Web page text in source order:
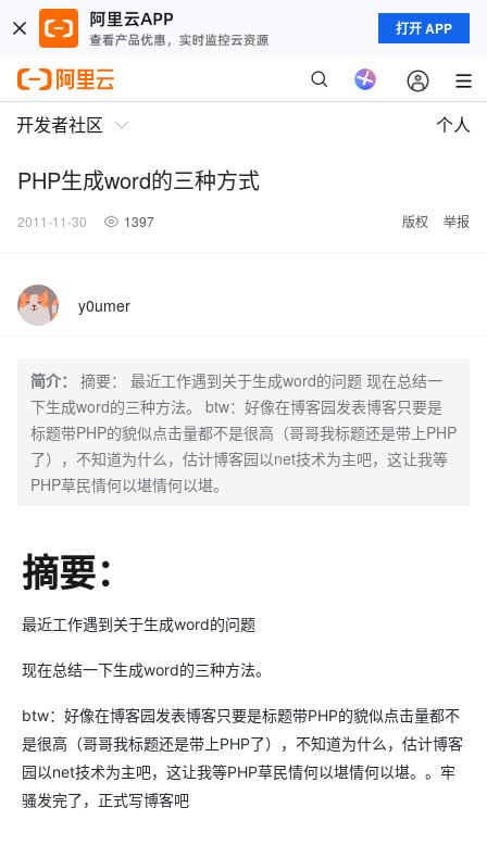
打开 APP
开发者社区 个人
PHP生成word的三种方式
2011-11-30 1397 版权 举报
y0umer
简介：
摘要： 最近工作遇到关于生成word的问题 现在总结一
下生成word的三种方法。 btw：好像在博客园发表博客只要是
标题带PHP的貌似点击量都不是很高（哥哥我标题还是带上PHP
了），不知道为什么，估计博客园以net技术为主吧，这让我等
PHP草民情何以堪情何以堪。
摘要：
最近工作遇到关于生成word的问题
现在总结一下生成word的三种方法。
btw：好像在博客园发表博客只要是标题带PHP的貌似点击量都不
是很高（哥哥我标题还是带上PHP了），不知道为什么，估计博客
园以net技术为主吧，这让我等PHP草民情何以堪情何以堪。。牢
骚发完了，正式写博客吧